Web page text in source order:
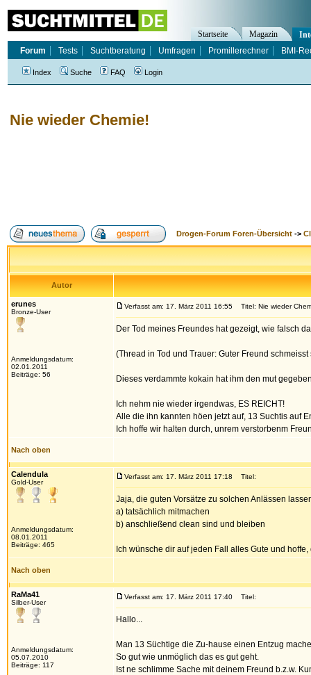
Nie wieder Chemie!
Drogen-Forum Foren-Übersicht ->
Autor
erunes
Bronze-User
Anmeldungsdatum:
02.01.2011
Beiträge: 56
Verfasst am: 17. März 2011 16:55 Titel: Nie wieder
Der Tod meines Freundes hat gezeigt, wie falsch
(Thread in Tod und Trauer: Guter Freund schmeisst
Dieses verdammte kokain hat ihm den mut
Ich nehm nie wieder irgendwas, ES REICHT!
Alle die ihn kannten höen jetzt auf, 13 Suchtis auf
Ich hoffe wir halten durch, unrem verstorbenm
Nach oben
Calendula
Gold-User
Anmeldungsdatum:
08.01.2011
Beiträge: 465
Verfasst am: 17. März 2011 17:18 Titel:
Jaja, die guten Vorsätze zu solchen Anlässen
a) tatsächlich mitmachen
b) anschließend clean sind und bleiben
Ich wünsche dir auf jeden Fall alles Gute und
Nach oben
RaMa41
Silber-User
Anmeldungsdatum:
05.07.2010
Beiträge: 117
Verfasst am: 17. März 2011 17:40 Titel:
Hallo...
Man 13 Süchtige die Zu-hause einen Entzug
So gut wie unmöglich das es gut geht.
Ist ne schlimme Sache mit deinem Freund b.z.w.
Startseite Magazin
Forum
Tests Suchtberatung Umfragen Promillerechner BMI-
Index Suche FAQ Login